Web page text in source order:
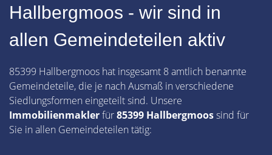
Hallbergmoos - wir sind in
allen Gemeindeteilen aktiv
85399 Hallbergmoos hat insgesamt 8 amtlich benannte
Gemeindeteile, die je nach Ausmaß in verschiedene
Siedlungsformen eingeteilt sind. Unsere
Immobilienmaklerfür85399 Hallbergmoossind für
Sie in allen Gemeindeteilen tätig: